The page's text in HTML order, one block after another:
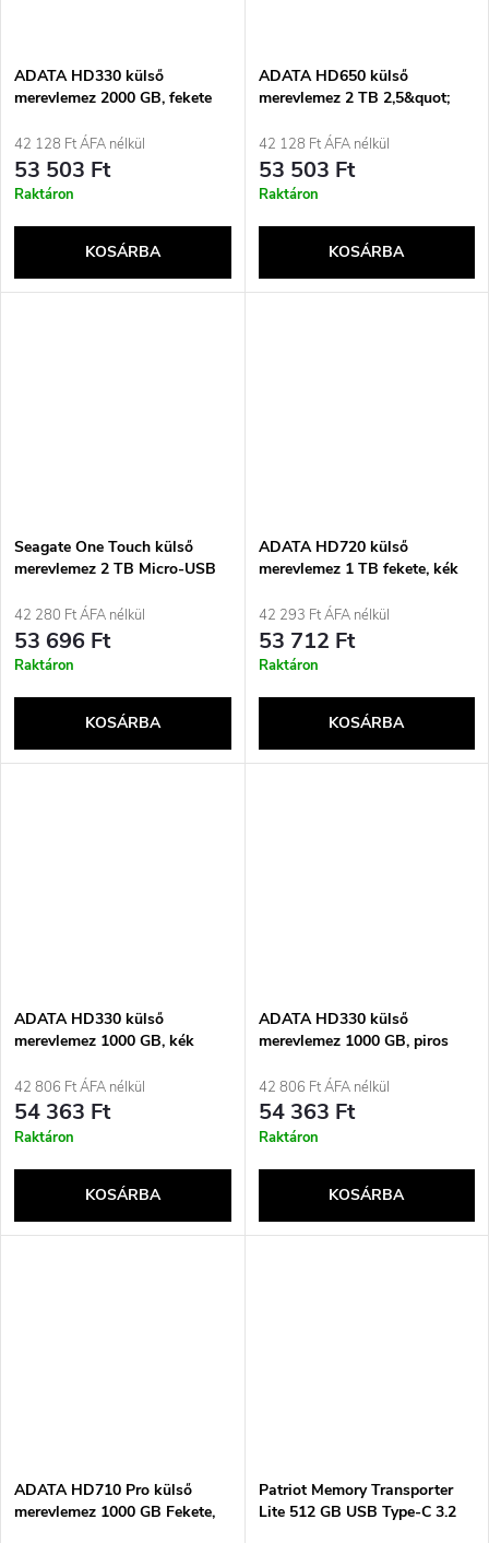
ADATA HD330 külső
merevlemez 2000 GB, fekete
42 128 Ft ÁFA nélkül
53 503 Ft
Raktáron
KOSÁRBA
ADATA HD650 külső
merevlemez 2 TB 2,5&quot;
Gen 1) Fekete
42 128 Ft ÁFA nélkül
53 503 Ft
Raktáron
KOSÁRBA
Seagate One Touch külső
merevlemez 2 TB Micro-USB
42 280 Ft ÁFA nélkül
53 696 Ft
Raktáron
KOSÁRBA
ADATA HD720 külső
merevlemez 1 TB fekete, kék
42 293 Ft ÁFA nélkül
53 712 Ft
Raktáron
KOSÁRBA
ADATA HD330 külső
merevlemez 1000 GB, kék
42 806 Ft ÁFA nélkül
54 363 Ft
Raktáron
KOSÁRBA
ADATA HD330 külső
merevlemez 1000 GB, piros
42 806 Ft ÁFA nélkül
54 363 Ft
Raktáron
KOSÁRBA
ADATA HD710 Pro külső
merevlemez 1000 GB Fekete,
Patriot Memory Transporter
Lite 512 GB USB Type-C 3.2